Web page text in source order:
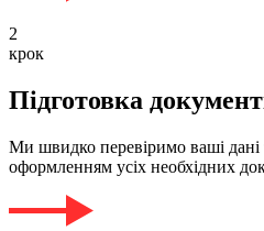
2
крок
Підготовка
Ми швидко перевіримо ваші
оформленням усіх необхідних